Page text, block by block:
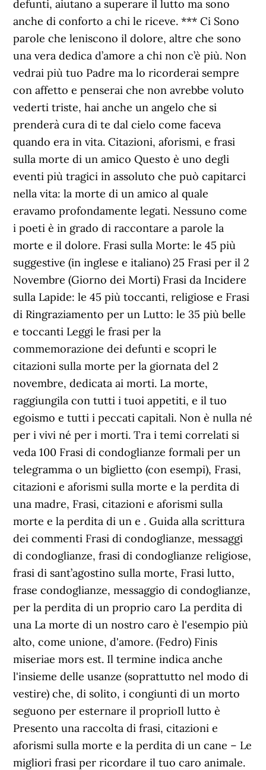
defunti, aiutano a superare il lutto ma sono
anche di conforto a chi le riceve. *** Ci Sono
parole che leniscono il dolore, altre che sono
una vera dedica d’amore a chi non c’è più. Non
vedrai più tuo Padre ma lo ricorderai sempre
con affetto e penserai che non avrebbe voluto
vederti triste, hai anche un angelo che si
prenderà cura di te dal cielo come faceva
quando era in vita. Citazioni, aforismi, e frasi
sulla morte di un amico Questo è uno degli
eventi più tragici in assoluto che può capitarci
nella vita: la morte di un amico al quale
eravamo profondamente legati. Nessuno come
i poeti è in grado di raccontare a parole la
morte e il dolore. Frasi sulla Morte: le 45 più
suggestive (in inglese e italiano) 25 Frasi per il 2
Novembre (Giorno dei Morti) Frasi da Incidere
sulla Lapide: le 45 più toccanti, religiose e Frasi
di Ringraziamento per un Lutto: le 35 più belle
e toccanti Leggi le frasi per la
commemorazione dei defunti e scopri le
citazioni sulla morte per la giornata del 2
novembre, dedicata ai morti. La morte,
raggiungila con tutti i tuoi appetiti, e il tuo
egoismo e tutti i peccati capitali. Non è nulla né
per i vivi né per i morti. Tra i temi correlati si
veda 100 Frasi di condoglianze formali per un
telegramma o un biglietto (con esempi), Frasi,
citazioni e aforismi sulla morte e la perdita di
una madre, Frasi, citazioni e aforismi sulla
morte e la perdita di un e . Guida alla scrittura
dei commenti Frasi di condoglianze, messaggi
di condoglianze, frasi di condoglianze religiose,
frasi di sant’agostino sulla morte, Frasi lutto,
frase condoglianze, messaggio di condoglianze,
per la perdita di un proprio caro La perdita di
una La morte di un nostro caro è l'esempio più
alto, come unione, d'amore. (Fedro) Finis
miseriae mors est. Il termine indica anche
l'insieme delle usanze (soprattutto nel modo di
vestire) che, di solito, i congiunti di un morto
seguono per esternare il proprioIl lutto è
Presento una raccolta di frasi, citazioni e
aforismi sulla morte e la perdita di un cane – Le
migliori frasi per ricordare il tuo caro animale.